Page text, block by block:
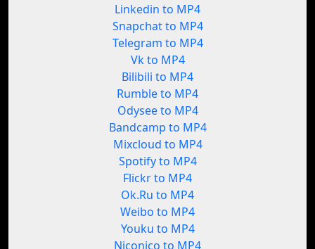
Linkedin to MP4
Snapchat to MP4
Telegram to MP4
Vk to MP4
Bilibili to MP4
Rumble to MP4
Odysee to MP4
Bandcamp to MP4
Mixcloud to MP4
Spotify to MP4
Flickr to MP4
Ok.Ru to MP4
Weibo to MP4
Youku to MP4
Niconico to MP4